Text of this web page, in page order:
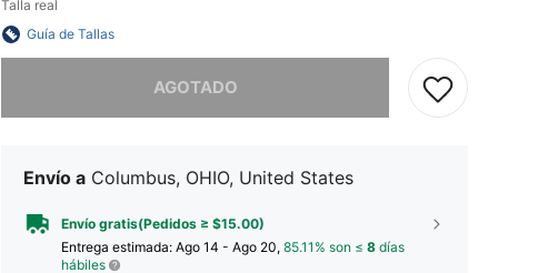
Talla real
Guía de Tallas
AGOTADO
Envío a Columbus, OHIO, United States
Envío gratis(Pedidos ≥ $15.00)
Entrega estimada: Ago 14 - Ago 20, 85.11% son ≤ 8 días
hábiles